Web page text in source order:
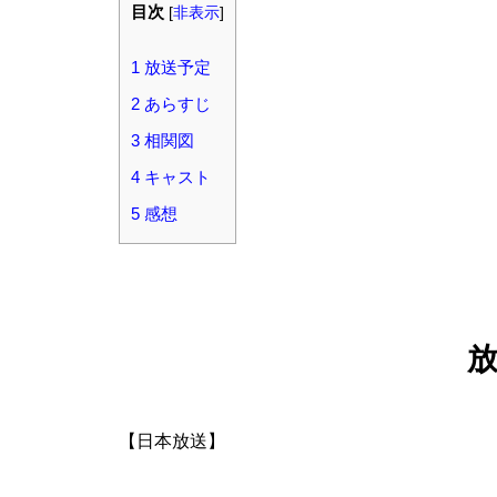
目次 [非表示]
1 放送予定
2 あらすじ
3 相関図
4 キャスト
5 感想
【日本放送】